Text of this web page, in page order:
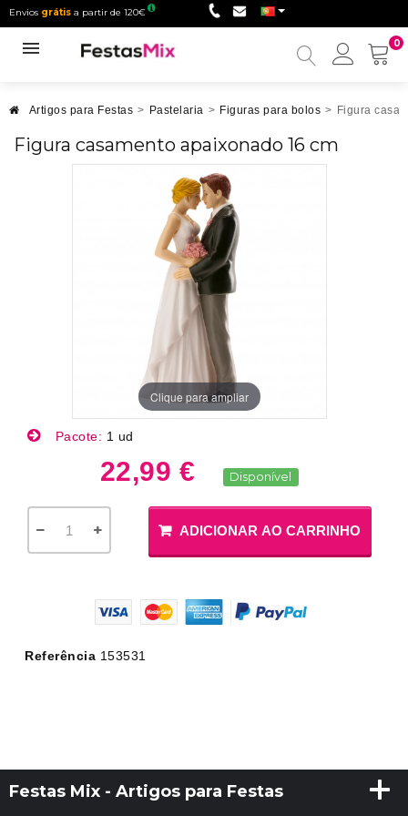
Envios grátis a partir de 120€
0
Minha
Artigos para Festas > Pastelaria > Figuras para bolos > Figura
Figura casamento apaixonado 16 cm
Clique para ampliar
Pacote: 1 ud
22,99 € Disponível
ADICIONAR AO CARRINHO
Referência 153531
Festas Mix - Artigos para Festas